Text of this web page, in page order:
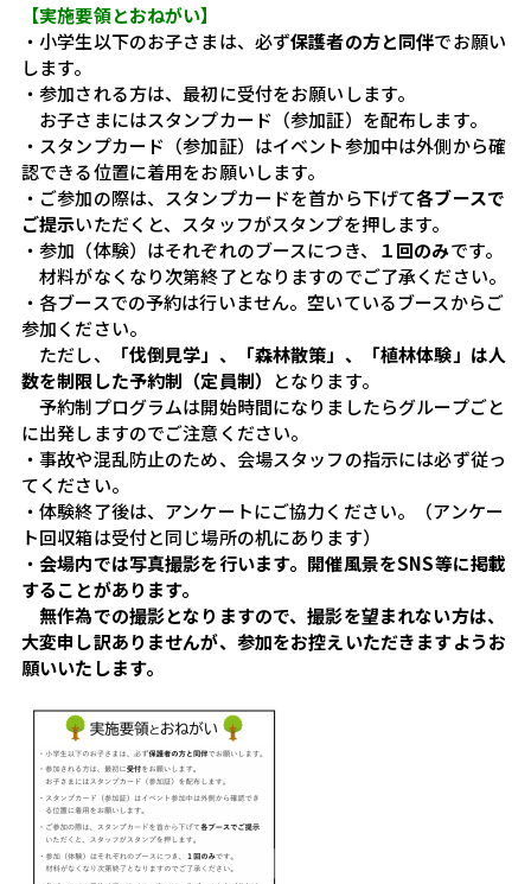
【実施要領とおねがい】
・小学生以下のお子さまは、必ず保護者の方と同伴でお願い
します。
・参加される方は、最初に受付をお願いします。
お子さまにはスタンプカード（参加証）を配布します。
・スタンプカード（参加証）はイベント参加中は外側から確
認できる位置に着用をお願いします。
・ご参加の際は、スタンプカードを首から下げて各ブースで
ご提示いただくと、スタッフがスタンプを押します。
・参加（体験）はそれぞれのブースにつき、
１回のみです。
材料がなくなり次第終了となりますのでご了承ください。
・各ブースでの予約は行いません。空いているブースからご
参加ください。
ただし、
「伐倒見学」、「森林散策」、「植林体験」は人
数を制限した予約制（定員制）
となります。
予約制プログラムは開始時間になりましたらグループごと
に出発しますのでご注意ください。
・事故や混乱防止のため、会場スタッフの指示には必ず従っ
てください。
・体験終了後は、アンケートにご協力ください。（アンケー
ト回収箱は受付と同じ場所の机にあります）
・会場内では写真撮影を行います。開催風景をSNS等に掲載
することがあります。
無作為での撮影となりますので、撮影を望まれない方は、
大変申し訳ありませんが、参加をお控えいただきますようお
願いいたします。